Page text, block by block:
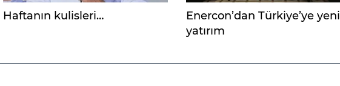
Haftanın kulisleri…
Enercon’dan Türkiye’ye yeni
yatırım